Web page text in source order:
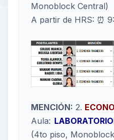
Monoblock Central)
A partir de HRS: ⏰
MENCIÓN: 2.
Aula:
(4to piso,